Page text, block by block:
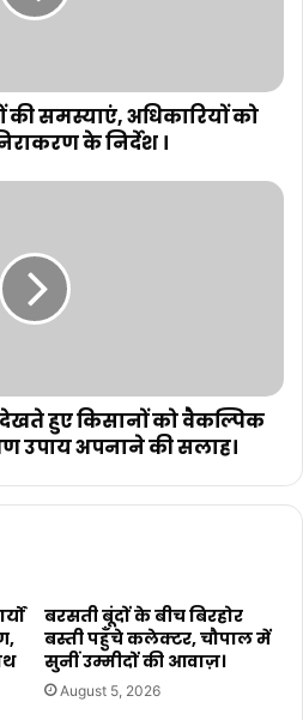
समस्याएं, अधिकारियों को
के निर्देश ।
हुए किसानों को वैकल्पिक
उपाय अपनाने की सलाह।
बरसती बूंदों के बीच बिरहोर
बस्ती पहुँचे कलेक्टर, चौपाल में
सुनीं उम्मीदों की आवाज़।
August 5, 2026